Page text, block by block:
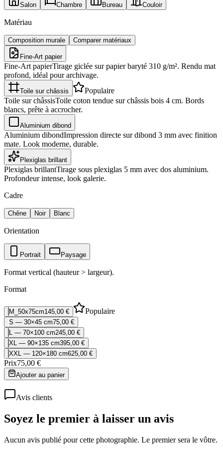
Salon Chambre Bureau Couloir
Matériau
Composition murale Comparer matériaux
Fine-Art papier
Fine-Art papierTirage giclée sur papier baryté 310 g/m². Rendu mat
profond, idéal pour archivage.
Toile sur châssis
Populaire
Toile sur châssisToile coton tendue sur châssis bois 4 cm. Bords
blancs, prête à accrocher.
Aluminium dibond
Aluminium dibondImpression directe sur dibond 3 mm avec finition
mate. Look moderne, durable.
Plexiglas brillant
Plexiglas brillantTirage sous plexiglas 5 mm avec dos aluminium.
Profondeur intense, look galerie.
Cadre
Chêne Noir Blanc
Orientation
Portrait Paysage
Format vertical (hauteur > largeur).
Format
M_50x75cm145,00 € Populaire
S — 30×45 cm75,00 €
L — 70×100 cm245,00 €
XL — 90×135 cm395,00 €
XXL — 120×180 cm625,00 €
Prix75,00 €
Ajouter au panier
Avis clients
Soyez le premier à laisser un avis
Aucun avis publié pour cette photographie. Le premier sera le vôtre.